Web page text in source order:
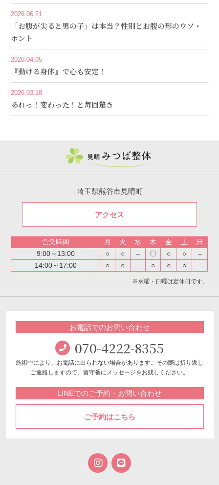
2026.06.21
「お腹が尖ると男の子」は本当？性別とお腹の形のウソ・
ホント
2026.04.05
『動ける身体』で心も安定！
2026.03.18
あれっ！変わった！と毎回驚き
埼玉県熊谷市見晴町
アクセス
営業時間 月 火 水 木 金 土
日
9:00～13:00
○ ○ – 〇 ○ ○
–
14:00～17:00
○ ○ – ○ ○ ○ –
※水曜・日曜は定休日です。
お電話でのお問い合わせ
070-4222-8355
施術中により、お電話に出られない場合があります。 その際は折り返し
ご連絡しますので、留守番にメッセージをお残しください。
LINEでのご予約・お問い合わせ
ご予約はこちら